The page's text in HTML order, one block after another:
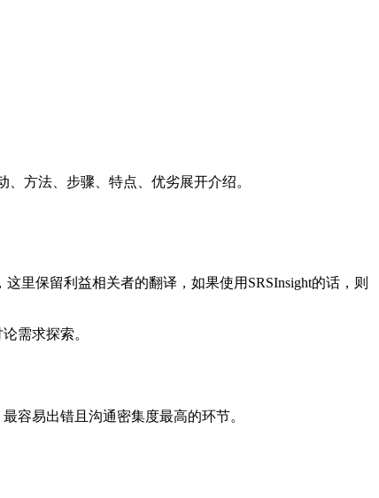
、方法、步骤、特点、优劣展开介绍。
里保留利益相关者的翻译，如果使用SRSInsight的话，则
需求探索。
容易出错且沟通密集度最高的环节。